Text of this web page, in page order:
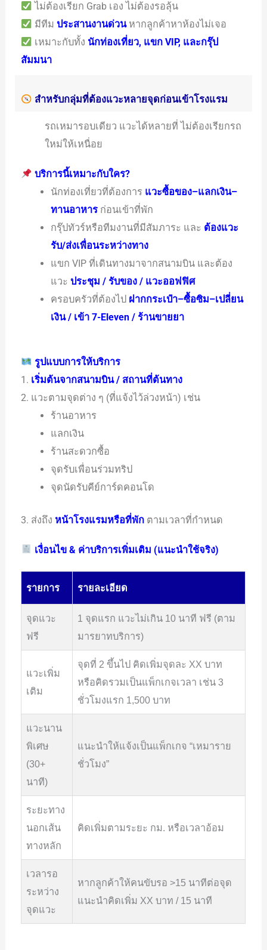
ไม่ต้องเรียก Grab เอง ไม่ต้องรอลุ้น
มีทีม ประสานงานด่วนหากลูกค้าหาห้องไม่เจอ
เหมาะกับทั้ง นักท่องเที่ยว, แขก VIP, และกรุ๊ป
สัมมนา
สำหรับกลุ่มที่ต้องแวะหลายจุดก่อนเข้าโรงแรม
รถเหมารอบเดียว แวะได้หลายที่ ไม่ต้องเรียกรถ
ใหม่ให้เหนื่อย
บริการนี้เหมาะกับใคร?
นักท่องเที่ยวที่ต้องการ แวะซื้อของ–แลกเงิน–
ทานอาหารก่อนเข้าที่พัก
กรุ๊ปทัวร์หรือทีมงานที่มีสัมภาระ และ ต้องแวะ
รับ/ส่งเพื่อนระหว่างทาง
แขก VIP ที่เดินทางมาจากสนามบิน และต้อง
แวะ ประชุม / รับของ / แวะออฟฟิศ
ครอบครัวที่ต้องไป ฝากกระเป๋า–ซื้อซิม–เปลี่ยน
เงิน / เข้า 7-Eleven / ร้านขายยา
รูปแบบการให้บริการ
1. เริ่มต้นจากสนามบิน / สถานที่ต้นทาง
2. แวะตามจุดต่าง ๆ (ที่แจ้งไว้ล่วงหน้า) เช่น
ร้านอาหาร
แลกเงิน
ร้านสะดวกซื้อ
จุดรับเพื่อนร่วมทริป
จุดนัดรับคีย์การ์ดคอนโด
3. ส่งถึง หน้าโรงแรมหรือที่พัก ตามเวลาที่กำหนด
เงื่อนไข & ค่าบริการเพิ่มเติม (แนะนำใช้จริง)
รายการ รายละเอียด
จุดแวะ
ฟรี
1 จุดแรก แวะไม่เกิน 10 นาที ฟรี (ตาม
มารยาทบริการ)
แวะเพิ่ม
เติม
จุดที่ 2 ขึ้นไป คิดเพิ่มจุดละ XX บาท
หรือคิดรวมเป็นแพ็กเกจเวลา เช่น 3
ชั่วโมงแรก 1,500 บาท
แวะนาน
พิเศษ
(30+
นาที)
แนะนำให้แจ้งเป็นแพ็กเกจ “เหมาราย
ชั่วโมง”
ระยะทาง
นอกเส้น
ทางหลัก
คิดเพิ่มตามระยะ กม. หรือเวลาอ้อม
เวลารอ
ระหว่าง
จุดแวะ
หากลูกค้าให้คนขับรอ >15 นาทีต่อจุด
แนะนำคิดเพิ่ม XX บาท / 15 นาที